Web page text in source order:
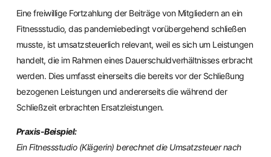
Eine freiwillige Fortzahlung der Beiträge von Mitgliedern an ein
Fitnessstudio, das pandemiebedingt vorübergehend schließen
musste, ist umsatzsteuerlich relevant, weil es sich um Leistungen
handelt, die im Rahmen eines Dauerschuldverhältnisses erbracht
werden. Dies umfasst einerseits die bereits vor der Schließung
bezogenen Leistungen und andererseits die während der
Schließzeit erbrachten Ersatzleistungen.
Praxis-Beispiel:
Ein Fitnessstudio (Klägerin) berechnet die Umsatzsteuer nach